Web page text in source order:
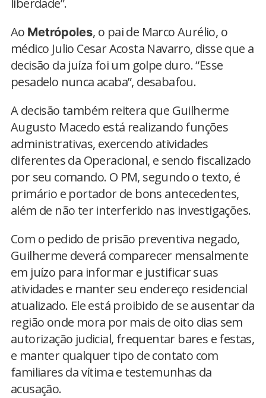
liberdade”.
Ao Metrópoles, o pai de Marco Aurélio, o
médico Julio Cesar Acosta Navarro, disse que a
decisão da juíza foi um golpe duro. “Esse
pesadelo nunca acaba”, desabafou.
A decisão também reitera que Guilherme
Augusto Macedo está realizando funções
administrativas, exercendo atividades
diferentes da Operacional, e sendo fiscalizado
por seu comando. O PM, segundo o texto, é
primário e portador de bons antecedentes,
além de não ter interferido nas investigações.
Com o pedido de prisão preventiva negado,
Guilherme deverá comparecer mensalmente
em juízo para informar e justificar suas
atividades e manter seu endereço residencial
atualizado. Ele está proibido de se ausentar da
região onde mora por mais de oito dias sem
autorização judicial, frequentar bares e festas,
e manter qualquer tipo de contato com
familiares da vítima e testemunhas da
acusação.